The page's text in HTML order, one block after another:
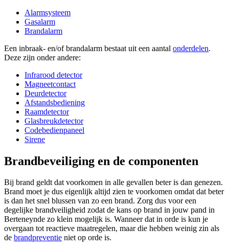
Alarmsysteem
Gasalarm
Brandalarm
Een inbraak- en/of brandalarm bestaat uit een aantal onderdelen.
Deze zijn onder andere:
Infrarood detector
Magneetcontact
Deurdetector
Afstandsbediening
Raamdetector
Glasbreukdetector
Codebedienpaneel
Sirene
Brandbeveiliging en de componenten
Bij brand geldt dat voorkomen in alle gevallen beter is dan genezen.
Brand moet je dus eigenlijk altijd zien te voorkomen omdat dat beter
is dan het snel blussen van zo een brand. Zorg dus voor een
degelijke brandveiligheid zodat de kans op brand in jouw pand in
Berteneynde zo klein mogelijk is. Wanneer dat in orde is kun je
overgaan tot reactieve maatregelen, maar die hebben weinig zin als
de brandpreventie niet op orde is.